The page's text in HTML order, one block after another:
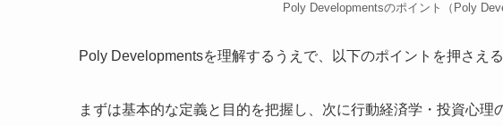
Poly Developmentsのポイント（Poly
Poly Developmentsを理解するうえで、以下のポイントを押さえ
まずは基本的な定義と目的を把握し、次に行動経済学・投資心